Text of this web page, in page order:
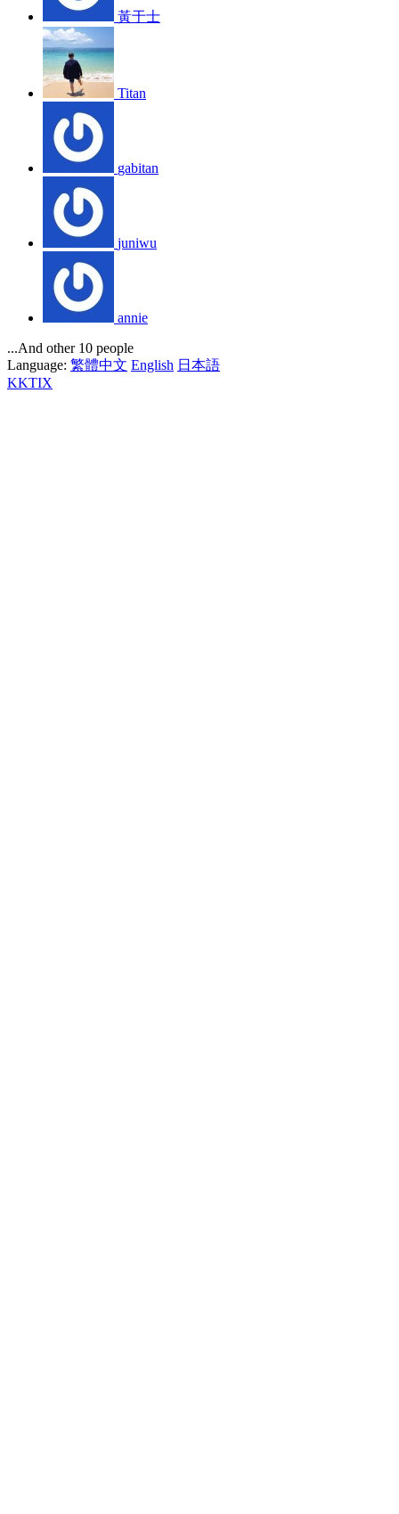
黃于士
Titan
gabitan
juniwu
annie
...And other 10 people
Language: 繁體中文 English 日本語
KKTIX